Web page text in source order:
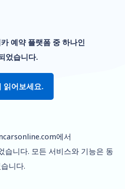
예약 플랫폼 중 하나인
었습니다.
읽어보세요.
에서
니다. 모든 서비스와 기능은 동
니다.